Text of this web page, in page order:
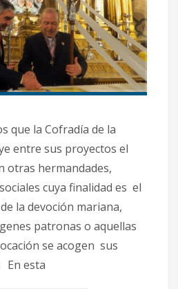
que la Cofradía de la
entre sus proyectos el
otras hermandades,
cuya finalidad es el
la devoción mariana,
patronas o aquellas
se acogen sus
En esta